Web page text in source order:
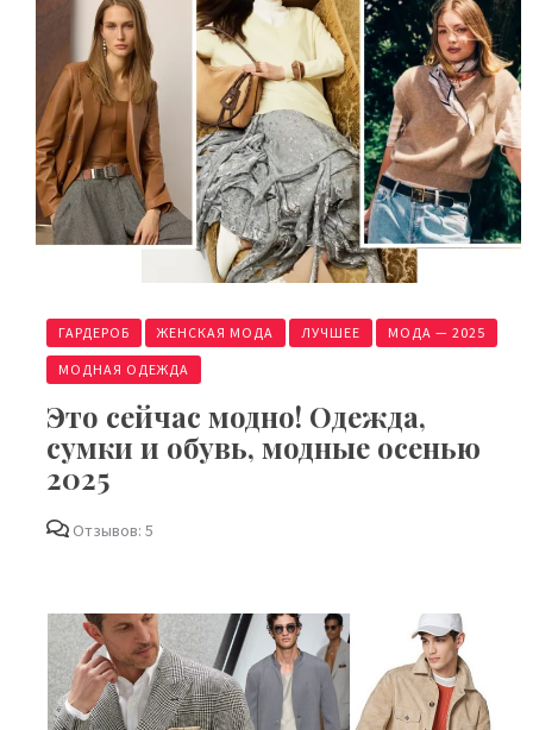
ГАРДЕРОБ ЖЕНСКАЯ МОДА ЛУЧШЕЕ МОДА — 2025
МОДНАЯ ОДЕЖДА
Это сейчас модно! Одежда,
сумки и обувь, модные осенью
2025
Отзывов: 5